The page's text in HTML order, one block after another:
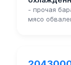
- прочая
мясо